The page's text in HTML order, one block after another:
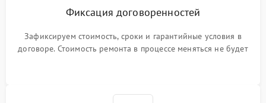
Фиксация договоренностей
Зафиксируем стоимость, сроки и гарантийные условия в
договоре. Стоимость ремонта в процессе меняться не будет